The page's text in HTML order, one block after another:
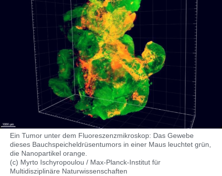
Ein Tumor unter dem Fluoreszenzmikroskop: Das Gewebe
dieses Bauchspeicheldrüsentumors in einer Maus leuchtet grün,
die Nanopartikel orange.
(c) Myrto Ischyropoulou / Max-Planck-Institut für
Multidisziplinäre Naturwissenschaften